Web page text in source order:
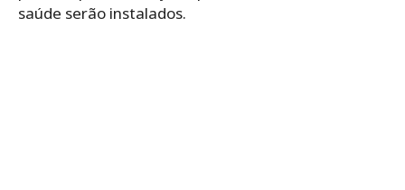
saúde serão instalados.